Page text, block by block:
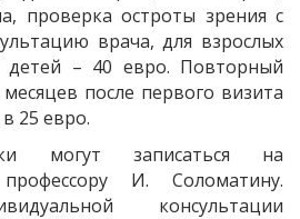
проверка остроты зрения с
врача, для взрослых
детей – 40 евро. Повторный
после первого визита
25 евро.
могут записаться на
И. Соломатину.
консультации